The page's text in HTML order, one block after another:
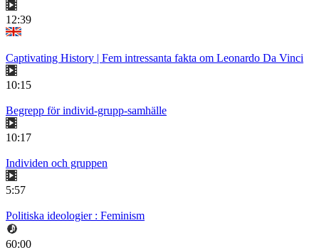
12:39
Captivating History | Fem intressanta fakta om Leonardo Da Vinci
10:15
Begrepp för individ-grupp-samhälle
10:17
Individen och gruppen
5:57
Politiska ideologier : Feminism
60:00